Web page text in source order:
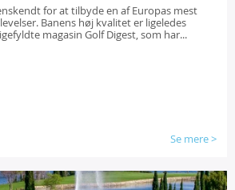
for at tilbyde en af Europas mest
Banens høj kvalitet er ligeledes
magasin Golf Digest, som har...
Se mere>